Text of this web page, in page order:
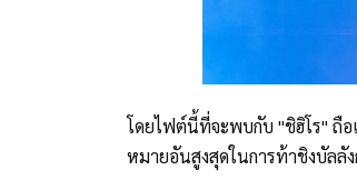
โดยไฟต์นี้ที่จะพบกับ "ชิฮิโร" ถื
หมายอันสูงสุดในการท้าชิงบัลลั